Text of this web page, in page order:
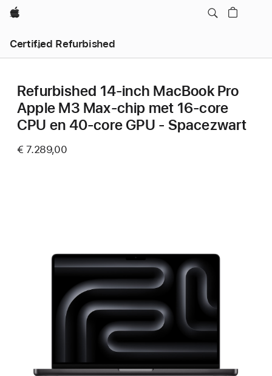
Apple
Certified Refurbished
Refurbished 14‑inch MacBook Pro
Apple M3 Max-chip met 16‑core
CPU en 40‑core GPU - Spacezwart
€ 7.289,00